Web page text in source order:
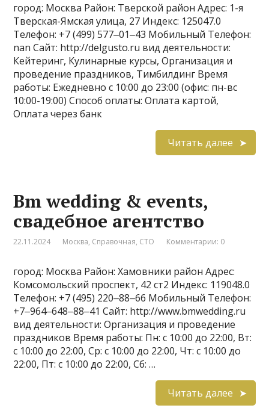
город: Москва Район: Тверской район Адрес: 1-я
Тверская-Ямская улица, 27 Индекс: 125047.0
Телефон: +7 (499) 577‒01‒43 Мобильный Телефон:
nan Сайт: http://delgusto.ru вид деятельности:
Кейтеринг, Кулинарные курсы, Организация и
проведение праздников, Тимбилдинг Время
работы: Ежедневно с 10:00 до 23:00 (офис: пн-вс
10:00-19:00) Способ оплаты: Оплата картой,
Оплата через банк
Читать далее
Bm wedding & events,
свадебное агентство
22.11.2024 Москва, Справочная, СТО Комментарии: 0
город: Москва Район: Хамовники район Адрес:
Комсомольский проспект, 42 ст2 Индекс: 119048.0
Телефон: +7 (495) 220‒88‒66 Мобильный Телефон:
+7‒964‒648‒88‒41 Сайт: http://www.bmwedding.ru
вид деятельности: Организация и проведение
праздников Время работы: Пн: с 10:00 до 22:00, Вт:
с 10:00 до 22:00, Ср: с 10:00 до 22:00, Чт: с 10:00 до
22:00, Пт: с 10:00 до 22:00, Сб: …
Читать далее